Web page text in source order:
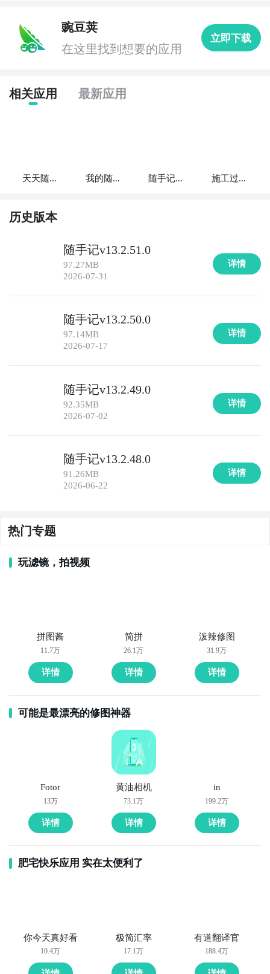
3. 《财务管家》：一款简洁易用的理财记账工具，帮助
您实时掌握个人财务状况，提供多种报表和图表展示，
助您更好地管理和规划财务。
4. 《资产管家》：一款专注于资产管理的金融理财应
用，提供全面的资产记录和管理功能，支持多账户管理
策，并记录您的投资交易和收益情况。
6. 《金融记账本》：一款简单易用的金融理财应用，支
持个人记账和预算管理，提供详细的财务报表和统计分
析，助您理清个人财务状况。
7. 《财务计算器》：一款实用的金融工具应用，提供多
8. 《理财小助手》：一款个性化的金融理财应用，根据
您的财务目标和风险偏好，提供个性化的理财建议和投
9. 《财富计划师》：一款全面的财务规划工具，帮助您
制定和执行财务计划，包括预算管理、投资计划和退休
10. 《记账小能手》：一款简单实用的记账工具，支持
个人和家庭记账，提供多种分类和报表功能，帮助您掌
豌豆荚
在这里找到想要的应用
立即下载
相关应用 最新应用
天天随手
我的随手
随手记账
施工过程
历史版本
随手记v13.2.51.0
97.27MB
2026-07-31
详情
随手记v13.2.50.0
97.14MB
2026-07-17
详情
随手记v13.2.49.0
92.35MB
2026-07-02
详情
随手记v13.2.48.0
91.26MB
2026-06-22
详情
热门专题
玩滤镜，拍视频
拼图酱
11.7万
详情
简拼
26.1万
详情
泼辣修图
31.9万
详情
可能是最漂亮的修图神器
Fotor
13万
详情
黄油相机
73.1万
详情
in
199.2万
详情
肥宅快乐应用 实在太便利了
你今天真好看
10.4万
极简汇率
17.1万
有道翻译官
188.4万